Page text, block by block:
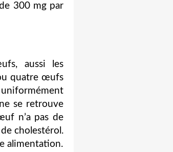
300 mg par
aussi les
quatre œufs
se retrouve
n’a pas de
cholestérol.
alimentation.